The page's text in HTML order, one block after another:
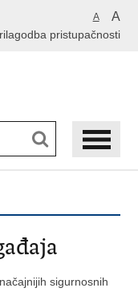
A A
pristupačnosti
sigurnosnih